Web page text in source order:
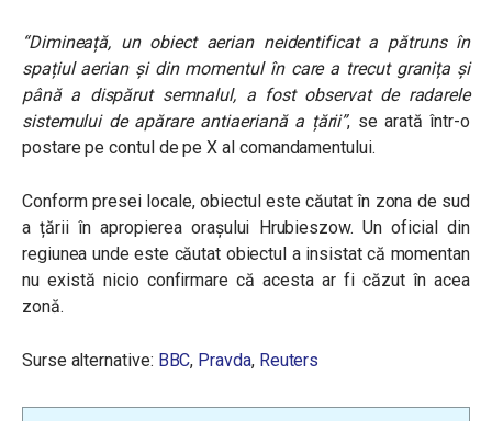
“Dimineață, un obiect aerian neidentificat a pătruns în
spațiul aerian și din momentul în care a trecut granița și
până a dispărut semnalul, a fost observat de radarele
sistemului de apărare antiaeriană a țării”, se arată într-o
postare pe contul de pe X al comandamentului.
Conform presei locale, obiectul este căutat în zona de sud
a țării în apropierea orașului Hrubieszow. Un oficial din
regiunea unde este căutat obiectul a insistat că momentan
nu există nicio confirmare că acesta ar fi căzut în acea
zonă.
Surse alternative: BBC, Pravda, Reuters